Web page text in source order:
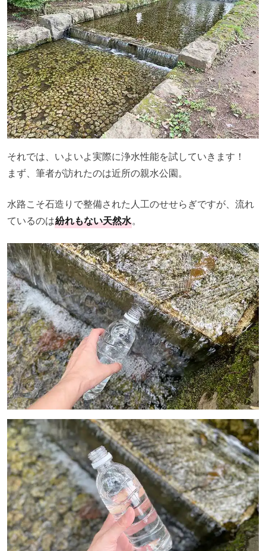
それでは、いよいよ実際に浄水性能を試していきます！
まず、筆者が訪れたのは近所の親水公園。
水路こそ石造りで整備された人工のせせらぎですが、流れ
ているのは紛れもない天然水。